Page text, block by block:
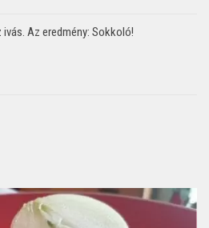
ivás. Az eredmény: Sokkoló!